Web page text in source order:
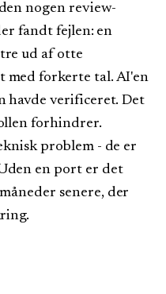
nogen review-
fandt fejlen: en
ud af otte
med forkerte tal. AI'en
havde verificeret. Det
forhindrer.
problem - de er
en port er det
senere, der